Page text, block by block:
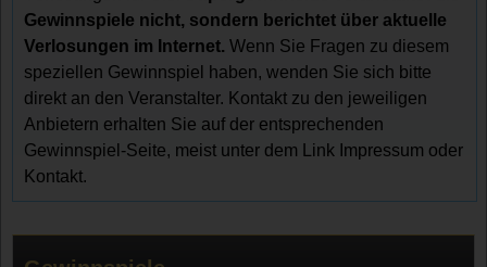
Gewinnspiele nicht, sondern berichtet über aktuelle
Verlosungen im Internet. Wenn Sie Fragen zu diesem
speziellen Gewinnspiel haben, wenden Sie sich bitte
direkt an den Veranstalter. Kontakt zu den jeweiligen
Anbietern erhalten Sie auf der entsprechenden
Gewinnspiel-Seite, meist unter dem Link Impressum oder
Kontakt.